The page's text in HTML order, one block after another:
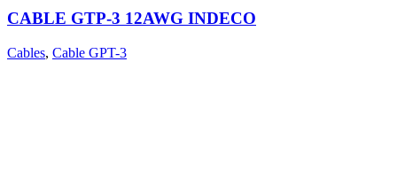
CABLE GTP-3 12AWG INDECO
Cables, Cable GPT-3